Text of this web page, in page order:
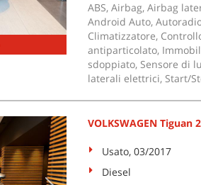
ABS, Airbag, Airbag
Android Auto,
Climatizzatore,
antiparticolato,
sdoppiato, Sensore di
laterali elettrici, Start/
VOLKSWAGEN Tiguan
Usato, 03/2017
Diesel